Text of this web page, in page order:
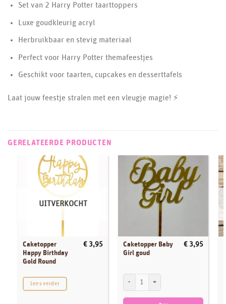
Set van 2 Harry Potter taarttoppers
Luxe goudkleurig acryl
Herbruikbaar en stevig materiaal
Perfect voor Harry Potter themafeestjes
Geschikt voor taarten, cupcakes en desserttafels
Laat jouw feestje stralen met een vleugje magie! ⚡
GERELATEERDE PRODUCTEN
UITVERKOCHT
Caketopper
Happy Birthday
Gold Round
€ 3,95
Lees verder
Caketopper Baby
Girl goud
€ 3,95
Caketopper Baby Girl goud aantal